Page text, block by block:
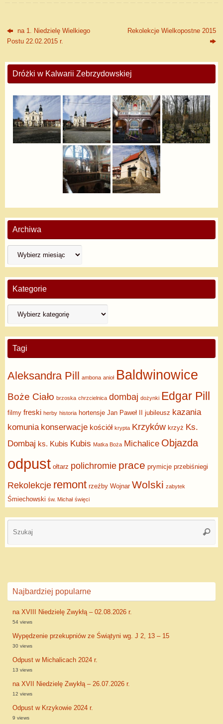
na 1. Niedzielę Wielkiego
Postu 22.02.2015 r.
Rekolekcje Wielkopostne 2015
Dróżki w Kalwarii Zebrzydowskiej
Archiwa
Kategorie
Tagi
Aleksandra Pill ambona anioł Baldwinowice
Boże Ciało brzoska chrzcielnica dombaj dożynki Edgar Pill
filmy freski herby historia hortensje Jan Paweł II jubileusz kazania
komunia konserwacje kościół krypta Krzyków krzyż Ks.
Dombaj ks. Kubis Kubis Matka Boża Michalice Objazda
odpust ołtarz polichromie prace prymicje przebiśniegi
Rekolekcje remont rzeźby Wojnar Wolski zabytek
Śmiechowski św. Michał święci
Najbardziej popularne
na XVIII Niedzielę Zwykłą – 02.08.2026 r.
54 views
Wypędzenie przekupniów ze Świątyni wg. J 2, 13 – 15
30 views
Odpust w Michalicach 2024 r.
13 views
na XVII Niedzielę Zwykłą – 26.07.2026 r.
12 views
Odpust w Krzykowie 2024 r.
9 views